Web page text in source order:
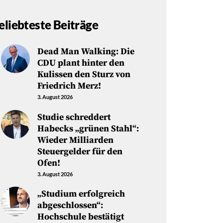
Beiträge
Dead Man Walking: Die
CDU plant hinter den
Kulissen den Sturz von
Friedrich Merz!
3. August 2026
Studie schreddert
Habecks „grünen Stahl“:
Wieder Milliarden
Steuergelder für den
Ofen!
3. August 2026
„Studium erfolgreich
abgeschlossen“:
Hochschule bestätigt